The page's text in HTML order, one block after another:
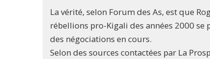
La vérité, selon Forum des As, est que
rébellions pro-Kigali des années 2000
des négociations en cours.
Selon des sources contactées par La